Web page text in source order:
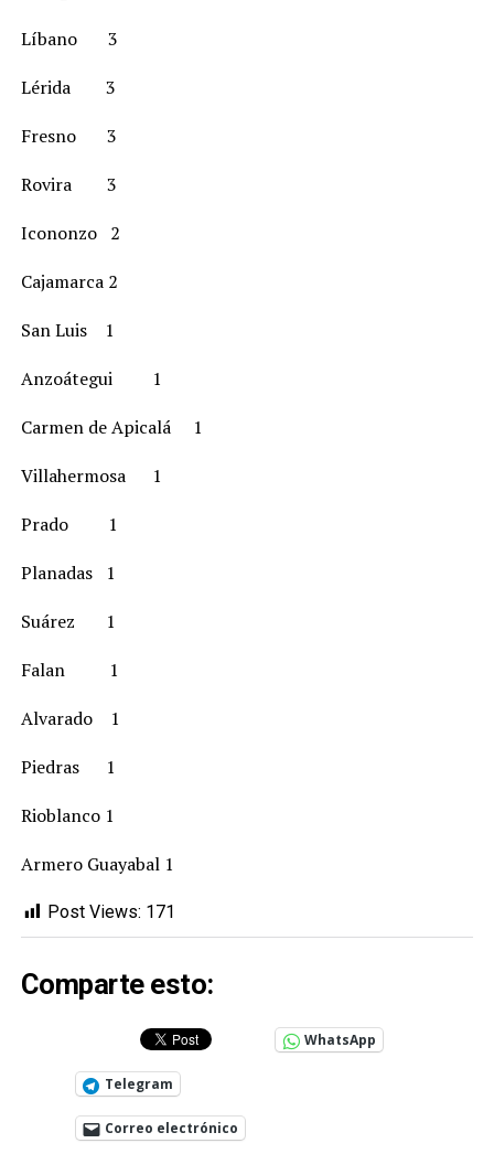
Líbano 3
Lérida 3
Fresno 3
Rovira 3
Icononzo 2
Cajamarca 2
San Luis 1
Anzoátegui 1
Carmen de Apicalá 1
Villahermosa 1
Prado 1
Planadas 1
Suárez 1
Falan 1
Alvarado 1
Piedras 1
Rioblanco 1
Armero Guayabal 1
Post Views: 171
Comparte esto:
WhatsApp
Telegram
Correo electrónico